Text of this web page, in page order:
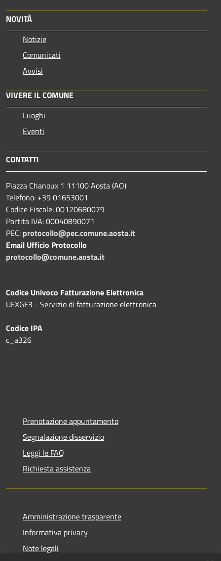
NOVITÀ
Notizie
Comunicati
Avvisi
VIVERE IL COMUNE
Luoghi
Eventi
CONTATTI
Piazza Chanoux 1 11100 Aosta (AO)
Telefono: +39 01653001
Codice Fiscale: 00120680079
Partita IVA: 00040890071
PEC: protocollo@pec.comune.aosta.it
Email Ufficio Protocollo
protocollo@comune.aosta.it
Codice Univoco Fatturazione Elettronica
UFXGF3 - Servizio di fatturazione elettronica
Codice IPA
c_a326
Prenotazione appuntamento
Segnalazione disservizio
Leggi le FAQ
Richiesta assistenza
Amministrazione trasparente
Informativa privacy
Note legali